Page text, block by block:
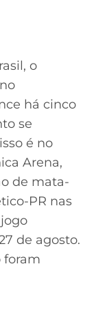
o
há cinco
se
é no
Arena,
de mata-
PR nas
de agosto.
foram